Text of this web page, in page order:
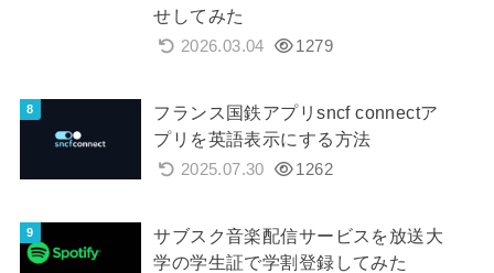
せしてみた
2026.03.04 1279
フランス国鉄アプリsncf connectア
プリを英語表示にする方法
2025.07.30 1262
サブスク音楽配信サービスを放送大
学の学生証で学割登録してみた